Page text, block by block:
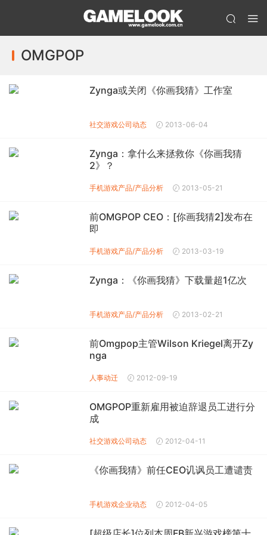
OMGPOP
Zynga或关闭《你画我猜》工作室
社交游戏公司动态 2013-06-04
Zynga：拿什么来拯救你《你画我猜
2》？
手机游戏产品/产品分析 2013-05-21
前OMGPOP CEO：[你画我猜2]发布在
即
手机游戏产品/产品分析 2013-03-19
Zynga：《你画我猜》下载量超1亿次
手机游戏产品/产品分析 2013-02-21
前Omgpop主管Wilson Kriegel离开Zy
nga
人事动迁 2012-09-19
OMGPOP重新雇用被迫辞退员工进行分
成
社交游戏公司动态 2012-04-11
《你画我猜》前任CEO讥讽员工遭谴责
手机游戏企业动态 2012-04-05